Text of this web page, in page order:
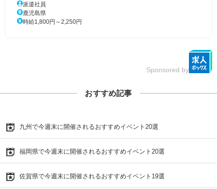
派遣社員
鹿児島県
時給1,800円～2,250円
Sponsored by
おすすめ記事
九州で今週末に開催されるおすすめイベント20選
福岡県で今週末に開催されるおすすめイベント20選
佐賀県で今週末に開催されるおすすめイベント19選